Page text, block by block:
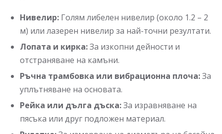
Нивелир: Голям либелен нивелир (около 1.2 – 2
м) или лазерен нивелир за най-точни резултати.
Лопата и кирка:За изкопни дейности и
отстраняване на камъни.
Ръчна трамбовка или вибрационна плоча:За
уплътняване на основата.
Рейка или дълга дъска:За изравняване на
пясъка или друг подложен материал.